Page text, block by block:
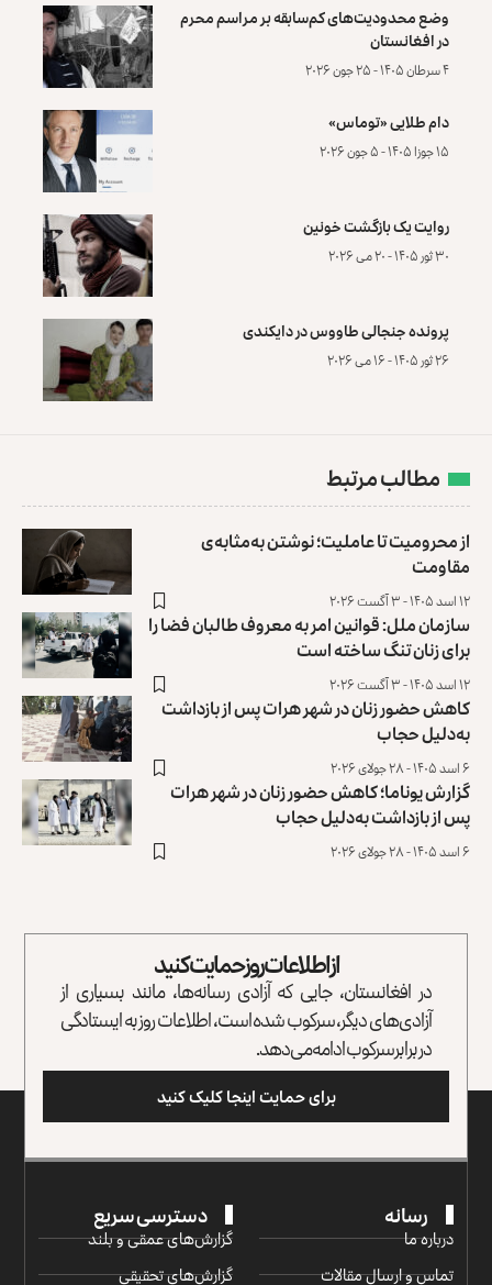
وضع محدودیت‌های کم‌سابقه بر مراسم محرم
در افغانستان
۴ سرطان ۱۴۰۵ - ۲۵ جون ۲۰۲۶
دام طلایی «توماس»
۱۵ جوزا ۱۴۰۵ - ۵ جون ۲۰۲۶
روایت یک بازگشت خونین
۳۰ ثور ۱۴۰۵ - ۲۰ می ۲۰۲۶
پرونده‌ جنجالی طاووس در دایکندی
۲۶ ثور ۱۴۰۵ - ۱۶ می ۲۰۲۶
مطالب مرتبط
از محرومیت تا عاملیت؛ نوشتن به‌مثابه‌ی
مقاومت
۱۲ اسد ۱۴۰۵ - ۳ آگست ۲۰۲۶
سازمان ملل: قوانین امر به معروف طالبان فضا را
برای زنان تنگ ساخته است
۱۲ اسد ۱۴۰۵ - ۳ آگست ۲۰۲۶
کاهش حضور زنان در شهر هرات پس از بازداشت
به‌دلیل ‏حجاب
۶ اسد ۱۴۰۵ - ۲۸ جولای ۲۰۲۶
گزارش یوناما؛ کاهش حضور زنان در شهر هرات
پس از بازداشت به‌دلیل ‏حجاب
۶ اسد ۱۴۰۵ - ۲۸ جولای ۲۰۲۶
از اطلاعات روز حمایت کنید
در افغانستان، جایی که آزادی رسانه‌ها، مانند بسیاری از
آزادی‌های دیگر، سرکوب شده است، اطلاعات روز به ایستادگی
در برابر سرکوب ادامه می‌دهد.
برای حمایت اینجا کلیک کنید
رسانه
درباره ما
تماس و ارسال مقالات
دسترسی سریع
گزارش‌‌های عمقی و بلند
گزارش‌های تحقیقی